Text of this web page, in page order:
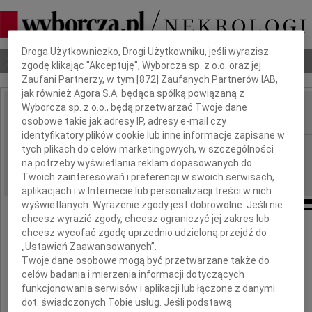
Nekrologi Odeszli Poradnik pogrzebowy
IMIĘ I NAZWISKO:
REGION: Kraków
DATA EMISJI: 10.10.2022
Naszej Koleżance
dr Halinie Dobrzańskiej
Dbamy o Twoją prywatność
Droga Użytkowniczko, Drogi Użytkowniku, jeśli wyrazisz
zgodę klikając "Akceptuję", Wyborcza sp. z o.o. oraz jej
Zaufani Partnerzy, w tym [872 ] Zaufanych Partnerów IAB,
jak również Agora S.A. będąca spółką powiązaną z
Wyborcza sp. z o.o., będą przetwarzać Twoje dane
osobowe takie jak adresy IP, adresy e-mail czy
identyfikatory plików cookie lub inne informacje zapisane w
tych plikach do celów marketingowych, w szczególności
na potrzeby wyświetlania reklam dopasowanych do
Twoich zainteresowań i preferencji w swoich serwisach,
aplikacjach i w Internecie lub personalizacji treści w nich
wyświetlanych. Wyrażenie zgody jest dobrowolne. Jeśli nie
chcesz wyrazić zgody, chcesz ograniczyć jej zakres lub
chcesz wycofać zgodę uprzednio udzieloną przejdź do
„Ustawień Zaawansowanych”.
Twoje dane osobowe mogą być przetwarzane także do
celów badania i mierzenia informacji dotyczących
funkcjonowania serwisów i aplikacji lub łączone z danymi
dot. świadczonych Tobie usług. Jeśli podstawą